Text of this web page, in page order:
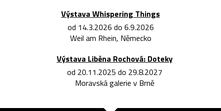
Výstava Whispering Things
od 14.3.2026 do 6.9.2026
Weil am Rhein, Německo
Výstava Liběna Rochová: Doteky
od 20.11.2025 do 29.8.2027
Moravská galerie v Brně